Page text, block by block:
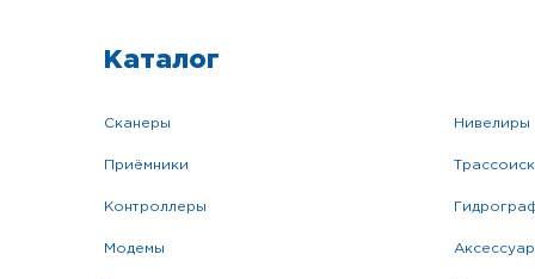
Каталог
сканеры
приёмники
контроллеры
модемы
нивелиры